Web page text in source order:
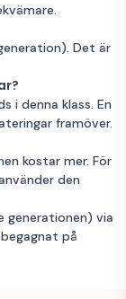
Det är
i denna klass. En
framöver.
kostar mer. För
den
generationen) via
på